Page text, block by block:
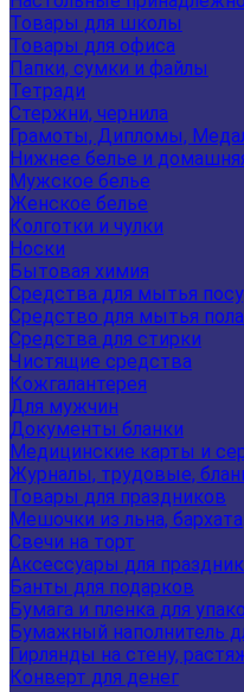
Товары для школы
Товары для офиса
Папки, сумки и файлы
Тетради
Стержни, чернила
Грамоты, Дипломы,
Нижнее белье и
Мужское белье
Женское белье
Колготки и чулки
Носки
Бытовая химия
Средства для мытья
Средство для мытья пола
Средства для стирки
Чистящие средства
Кожгалантерея
Для мужчин
Документы бланки
Медицинские карты и
Журналы, трудовые,
Товары для праздников
Мешочки из льна, бархата
Свечи на торт
Аксессуары для
Банты для подарков
Бумага и пленка для
Бумажный наполнитель
Гирлянды на стену,
Конверт для денег